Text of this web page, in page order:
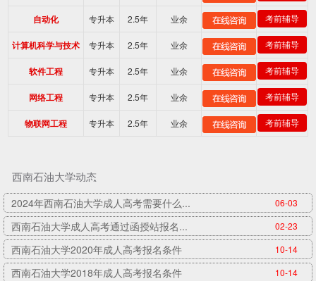
自动化 专升本 2.5年 业余 考前辅导
计算机科学与技术 专升本 2.5年 业余 考前辅导
软件工程 专升本 2.5年 业余 考前辅导
网络工程 专升本 2.5年 业余 考前辅导
物联网工程 专升本 2.5年 业余 考前辅导
西南石油大学动态
2024年西南石油大学成人高考需要什么... 06-03
西南石油大学成人高考通过函授站报名... 02-23
西南石油大学2020年成人高考报名条件 10-14
西南石油大学2018年成人高考报名条件 10-14